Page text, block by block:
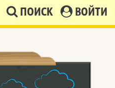
ВОЙТИ
ПОИСК